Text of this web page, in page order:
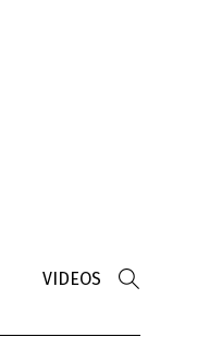
VIDEOS